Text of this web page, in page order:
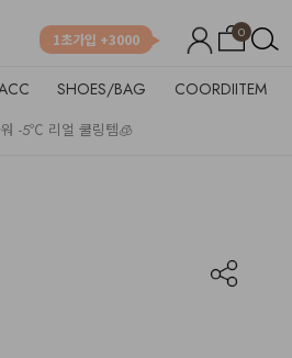
0
1초가입 +3000
SHOES/BAG COORDIITEM
-5℃ 리얼 쿨링템🧊